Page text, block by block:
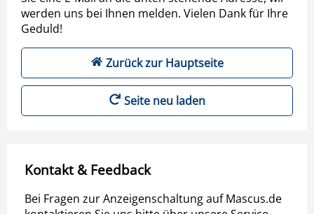
werden uns bei Ihnen melden. Vielen Dank für Ihre
Geduld!
Zurück zur Hauptseite
Seite neu laden
Kontakt & Feedback
Bei Fragen zur Anzeigenschaltung auf Mascus.de